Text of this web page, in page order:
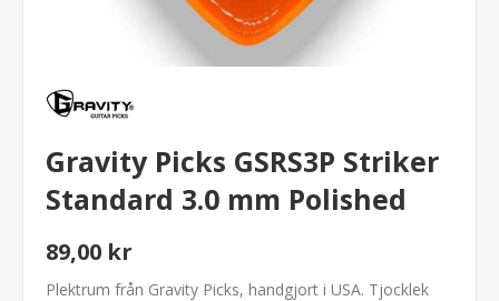
Gravity Picks GSRS3P Striker
Standard 3.0 mm Polished
89,00 kr
Plektrum från Gravity Picks, handgjort i USA. Tjocklek